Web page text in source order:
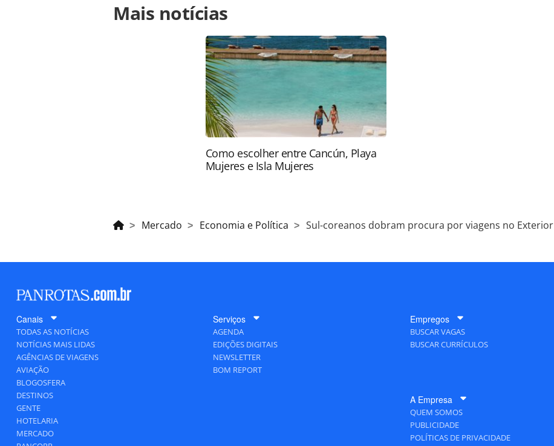
https://www.panrotas.com.br/noticia-turismo/internacional/2017/09/sul-coreanos-
dobram-procura-por-viagens-no-exterior_149689.html ou as ferramentas oferecidas na
página. Todo o conteúdo produzido pela PANROTAS Editora é protegido pela legislação
brasileira sobre direito autoral. Não reproduza o conteúdo sem autorização da
PANROTAS Editora (copyright@panrotas.com.br).
Mais notícias
Como escolher entre Cancún, Playa
Mujeres e Isla Mujeres
Mercado Economia e Política Sul-coreanos dobram procura por viagens no Exterior
Canais
TODAS AS NOTÍCIAS
NOTÍCIAS MAIS LIDAS
AGÊNCIAS DE VIAGENS
AVIAÇÃO
BLOGOSFERA
DESTINOS
GENTE
HOTELARIA
MERCADO
Serviços
AGENDA
EDIÇÕES DIGITAIS
NEWSLETTER
BOM REPORT
Empregos
BUSCAR VAGAS
BUSCAR CURRÍCULOS
A Empresa
QUEM SOMOS
PUBLICIDADE
POLÍTICAS DE PRIVACIDADE